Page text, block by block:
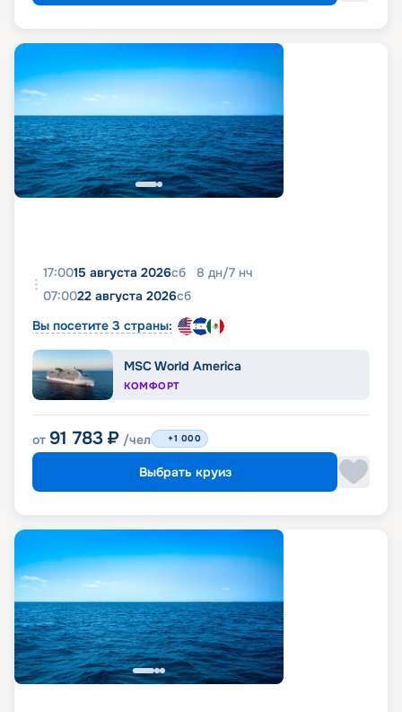
17:0015 августа 2026сб 8 дн/7 нч
07:0022 августа 2026сб
Вы посетите 3 страны:
MSC World America
КОМФОРТ
от 91 783 ₽ /чел +1 000
Выбрать круиз